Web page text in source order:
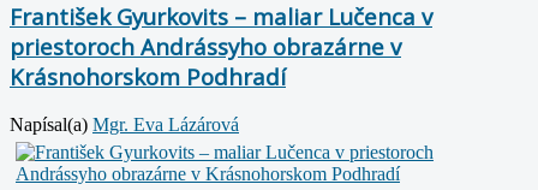
František Gyurkovits – maliar Lučenca v
priestoroch Andrássyho obrazárne v
Krásnohorskom Podhradí
Napísal(a) Mgr. Eva Lázárová